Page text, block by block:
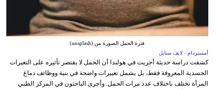
فترة الحمل الصورة من (unsplash)
أمستردام - لايف ستايل
كشفت دراسة حديثة أجريت في هولندا أن الحمل لا يقتصر تأثيره على التغيرات
الجسدية المعروفة فقط، بل يشمل تغييرات واضحة في بنية ووظائف دماغ
المرأة تختلف باختلاف عدد مرات الحمل. وأجرى الباحثون في المركز الطبي